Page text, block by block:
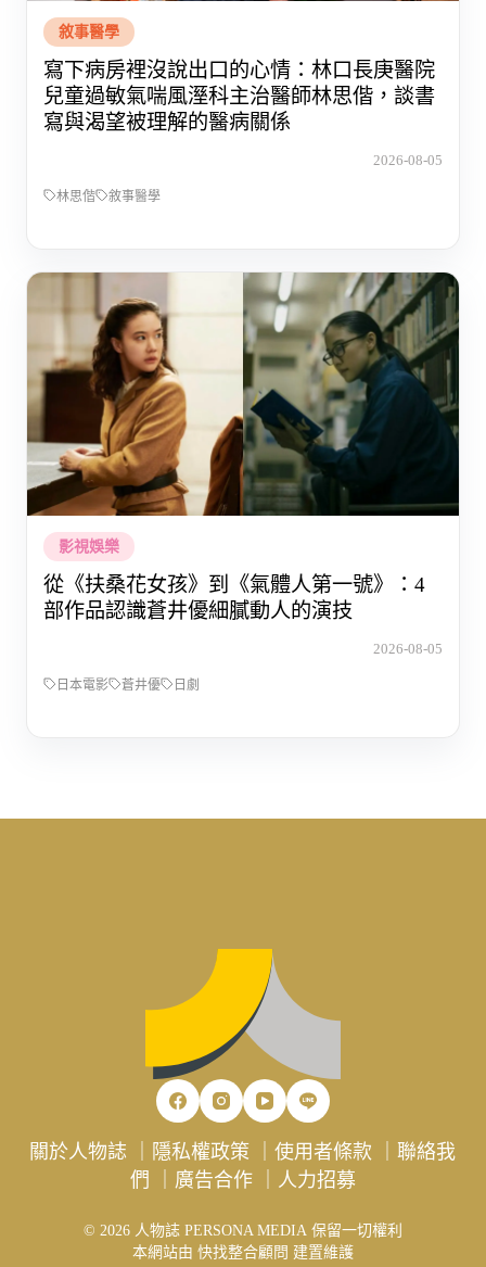
敘事醫學
寫下病房裡沒說出口的心情：林口長庚醫院
兒童過敏氣喘風溼科主治醫師林思偕，談書
寫與渴望被理解的醫病關係
2026-08-05
林思偕 敘事醫學
影視娛樂
從《扶桑花女孩》到《氣體人第一號》：4
部作品認識蒼井優細膩動人的演技
2026-08-05
日本電影 蒼井優 日劇
關於人物誌 隱私權政策 ｜使用者條款 ｜聯絡我
們
廣告合作｜ 人力招募
© 2026 人物誌 PERSONA MEDIA 保留一切權利
本網站由 快找整合顧問 建置維護